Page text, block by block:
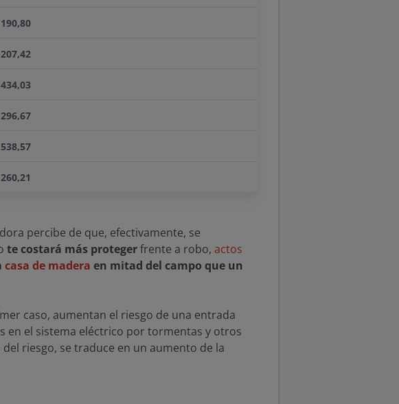
190,80
207,42
434,03
296,67
538,57
260,21
percibe de que, efectivamente, se
te costará más protegerfrente a robo, actos
casa de madera en mitad del campo que un
caso, aumentan el riesgo de una entrada
en el sistema eléctrico por tormentas y otros
riesgo, se traduce en un aumento de la